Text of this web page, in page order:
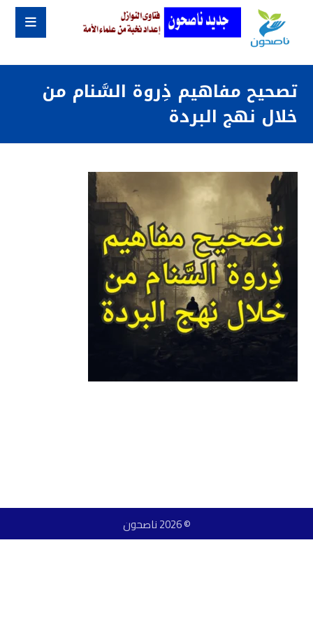
تصحيح مفاهيم ذِروة السَّنام من
خلال نهج البردة
© 2026 ناصحون